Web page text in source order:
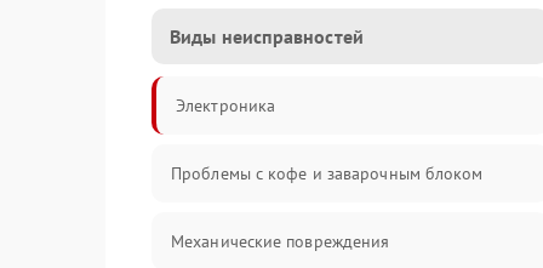
Виды неисправностей
Электроника
Проблемы с кофе и заварочным блоком
Механические повреждения